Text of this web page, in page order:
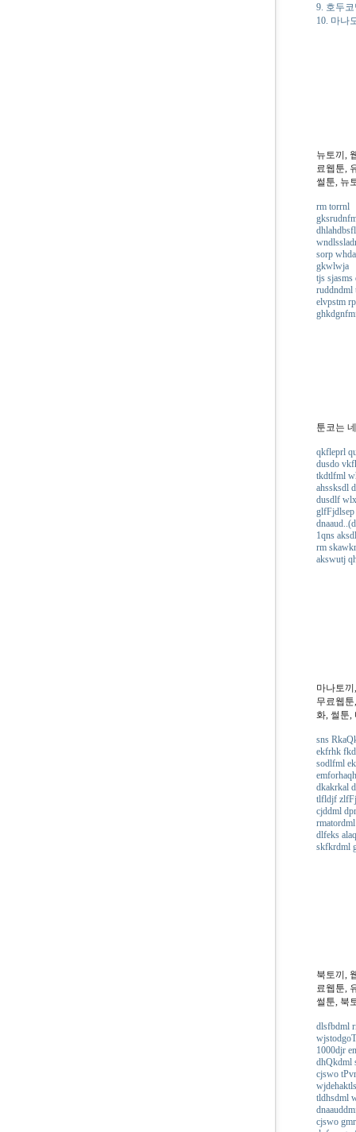
9. 호두
10. 마나
뉴토끼,
료웹툰,
썰툰, 뉴
rm torrnl
dhlahdbsfl
sorp
gkwlwja
tjs sjasms
ruddndml
elvpstm
툰코는
qkfleprl
dusdo
tkdtlfml
ahssksdl
dusdlf
glfFjdlsep
1qns
rm
akswutj
마나토
무료웹
화, 썰툰,
sns
ekfrhk
sodlfml
dkakrkal
tlfldjf
cjddml
dlfeks
skfkrdml
북토끼,
료웹툰,
썰툰, 북
dlsfbdml
1000djr
dhQkdml
cjswo
wjdehaktls
tldhsdml
cjswo